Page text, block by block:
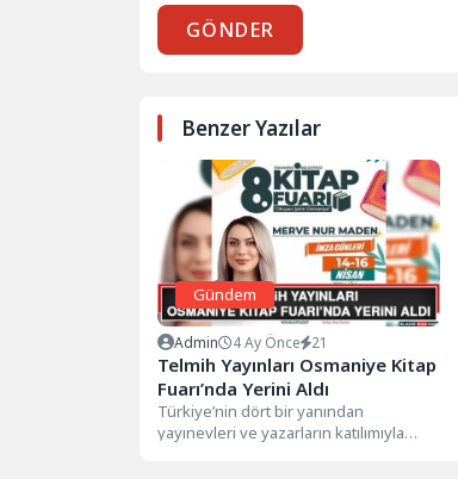
GÖNDER
Benzer Yazılar
Gündem
Admin 4 Ay Önce 21
Telmih Yayınları Osmaniye Kitap
Fuarı’nda Yerini Aldı
Türkiye’nin dört bir yanından
yayınevleri ve yazarların katılımıyla